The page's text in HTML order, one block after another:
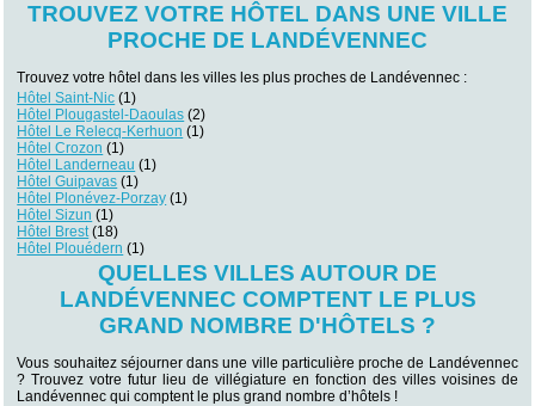
TROUVEZ VOTRE HÔTEL DANS UNE VILLE
PROCHE DE LANDÉVENNEC
Trouvez votre hôtel dans les villes les plus proches de Landévennec :
Hôtel Saint-Nic (1)
Hôtel Plougastel-Daoulas (2)
Hôtel Le Relecq-Kerhuon (1)
Hôtel Crozon (1)
Hôtel Landerneau (1)
Hôtel Guipavas (1)
Hôtel Plonévez-Porzay (1)
Hôtel Sizun (1)
Hôtel Brest(18)
Hôtel Plouédern (1)
QUELLES VILLES AUTOUR DE
LANDÉVENNEC COMPTENT LE PLUS
GRAND NOMBRE D'HÔTELS ?
Vous souhaitez séjourner dans une ville particulière proche de Landévennec
? Trouvez votre futur lieu de villégiature en fonction des villes voisines de
Landévennec qui comptent le plus grand nombre d’hôtels !